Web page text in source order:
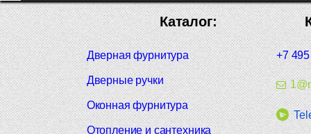
+7
Каталог:
Дверная фурнитура
Дверные ручки
Оконная фурнитура
Отопление и сантехника